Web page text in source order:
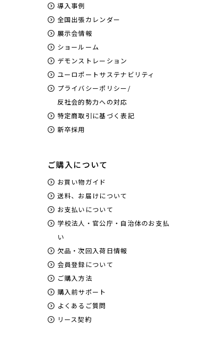
導入事例
全国出張カレンダー
展示会情報
ショールーム
デモンストレーション
ユーロポートサステナビリティ
プライバシーポリシー/
反社会的勢力への対応
特定商取引に基づく表記
新卒採用
ご購入について
お買い物ガイド
送料、お届けについて
お支払いについて
学校法人・官公庁・自治体のお支払
い
欠品・次回入荷日情報
会員登録について
ご購入方法
購入前サポート
よくあるご質問
リース契約